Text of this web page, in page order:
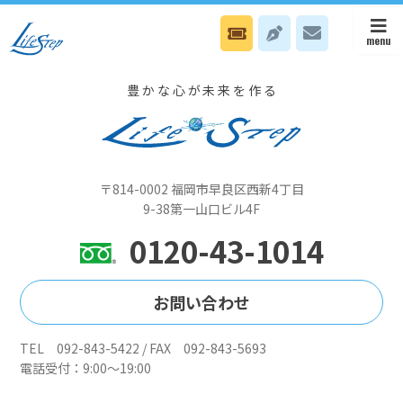
1/24 本部はスタッフ電話カウンセリング、八幡オフィスは千葉県市川
でセミナーです
豊かな心が未来を作る
〒814-0002 福岡市早良区西新4丁目
9-38第一山口ビル4F
0120-43-1014
お問い合わせ
TEL 092-843-5422 / FAX 092-843-5693
電話受付：9:00～19:00